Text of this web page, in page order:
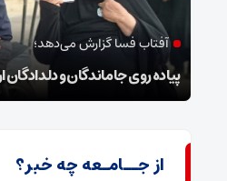
آفتاب فسا گزارش می‌دهد؛
پیاده روی جاماندگان و
از جــامـعه چه خبر؟